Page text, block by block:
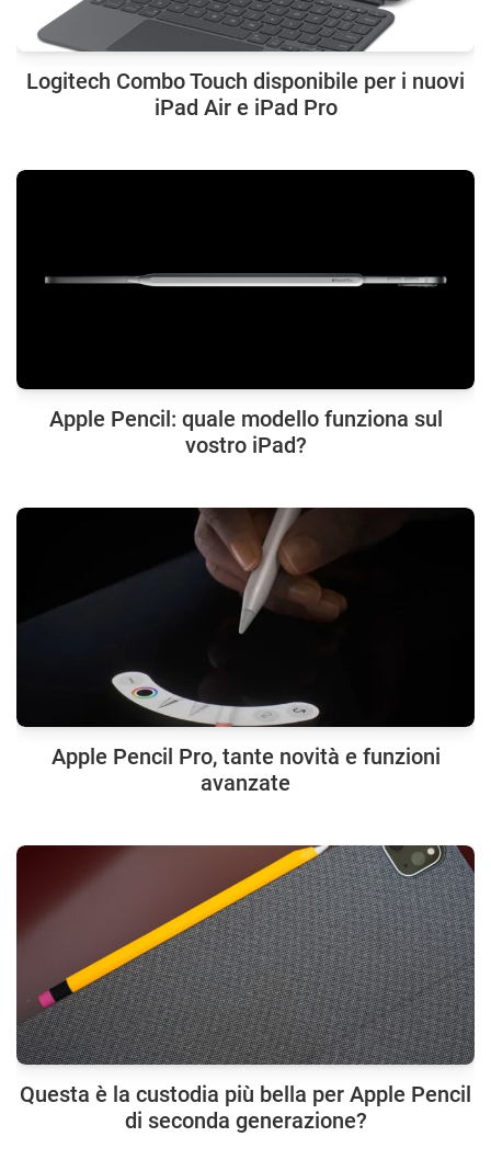
Logitech Combo Touch disponibile per i nuovi
iPad Air e iPad Pro
Apple Pencil: quale modello funziona sul
vostro iPad?
Apple Pencil Pro, tante novità e funzioni
avanzate
Questa è la custodia più bella per Apple Pencil
di seconda generazione?